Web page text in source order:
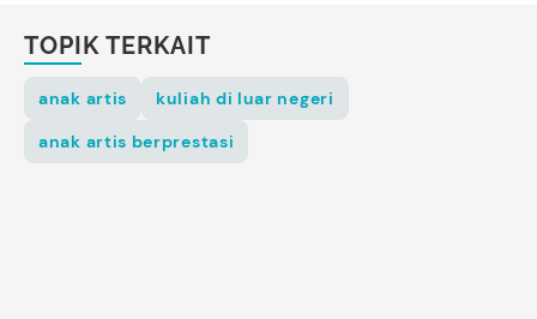
TOPIK TERKAIT
anak artis
kuliah di luar negeri
anak artis berprestasi